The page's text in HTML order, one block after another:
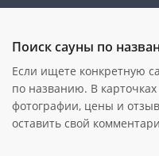
Поиск сауны по
Если ищете конкретную
по названию. В
фотографии, цены и
оставить свой